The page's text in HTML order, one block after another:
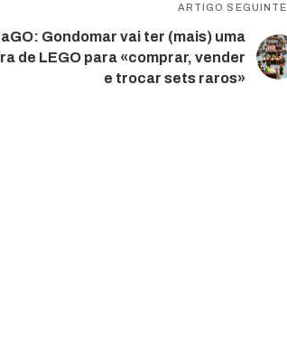
ARTIGO SEGUINTE
Gondomar vai ter (mais) uma
de LEGO para «comprar, vender
e trocar sets raros»